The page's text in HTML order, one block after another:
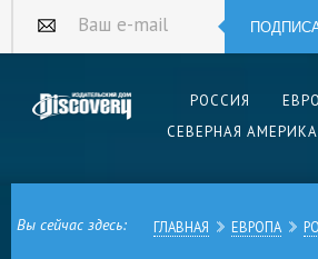
Ваш e-mail
РОССИЯ
СЕВЕРНАЯ АМЕРИКА
Вы сейчас здесь: ГЛАВНАЯ ЕВРОПА